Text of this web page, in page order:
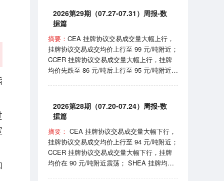
2026第29期（07.27-07.31）周报-数
据篇
摘要： CEA 挂牌协议交易成交量大幅上行，
挂牌协议交易成交均价上行至 99 元/吨附近；
CCER 挂牌协议交易成交量大幅上行，挂牌
均价先跌至 86 元/吨后上行至 95 元/吨附近；
挂牌均价在 38 元/吨附近浮动； BEA 线上成
交均价 102-105 元/吨区间波动。 7月31日，
国家机关事务管理局和国家发展和改革委员会
印发《“十五五”公共机构节能降碳工作方案》
的通知；8月1日，国家能源局宣布正式开始
实施《可再生能源消费最低比重目标和可再生
能源电力消纳责任权重制度实施办法》。
2026第28期（07.20-07.24）周报-数
据篇
摘要： CEA 挂牌协议交易成交量大幅下行，
挂牌协议交易成交均价上行至 94 元/吨附近；
CCER 挂牌协议交易成交量大幅下行，挂牌
均价在 90 元/吨附近震荡； SHEA 挂牌均价